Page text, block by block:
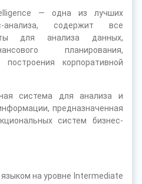
— одна из лучших
содержит все
для анализа данных,
планирования,
корпоративной
система для анализа и
предназначенная
систем бизнес-
на уровне Intermediate